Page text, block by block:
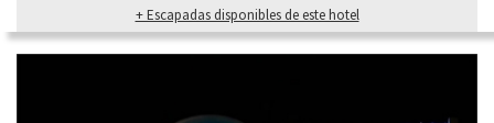
+ Escapadas disponibles de este hotel